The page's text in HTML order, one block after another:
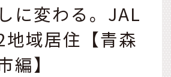
に変わる。JAL
地域居住【青森
編】